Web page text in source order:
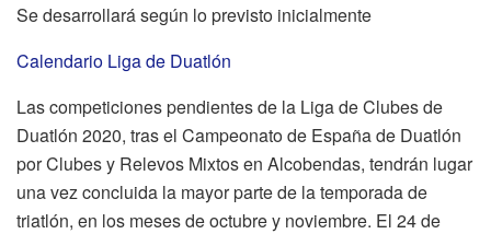
Se desarrollará según lo previsto inicialmente
Calendario Liga de Duatlón
Las competiciones pendientes de la Liga de Clubes de
Duatlón 2020, tras el Campeonato de España de Duatlón
por Clubes y Relevos Mixtos en Alcobendas, tendrán lugar
una vez concluida la mayor parte de la temporada de
triatlón, en los meses de octubre y noviembre. El 24 de